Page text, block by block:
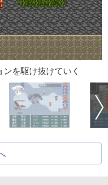
を駆け抜けていく